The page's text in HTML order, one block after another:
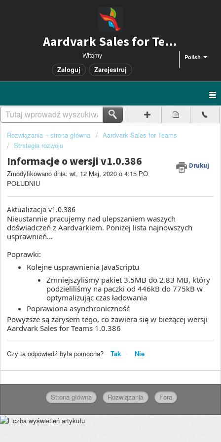
Aardvark Sales for Teams
Polish
Witamy
Zaloguj Zarejestruj
Rozwiązania – strona główna
Aardvark Sales for Teams
Strategia rozwoju
Informacje o wersji v1.0.386 Drukuj
Zmodyfikowano dnia: wt, 12 Maj, 2020 o 4:15 PO
POŁUDNIU
Aktualizacja v1.0.386
Nieustannie pracujemy nad ulepszaniem waszych
doświadczeń z Aardvarkiem. Poniżej lista najnowszych
usprawnień...
Poprawki:
Kolejne usprawnienia JavaScriptu
Zmniejszyliśmy pakiet 3.5MB do 2.83 MB, który
podzieliliśmy na paczki od 446kB do 775kB w
optymalizując czas ładowania
Poprawiona asynchroniczność
Powyższe są zarysem tego, co zawiera się w bieżącej wersji
Aardvark Sales for Teams 1.0.386
Czy ta odpowiedź była pomocna? Tak Nie
Strona główna Rozwiązania Fora